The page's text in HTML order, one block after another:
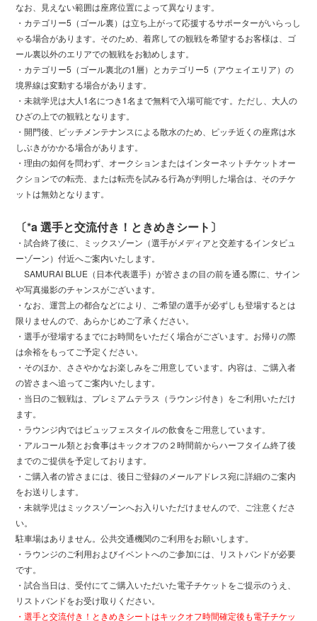
なお、見えない範囲は座席位置によって異なります。
・カテゴリー5（ゴール裏）は立ち上がって応援するサポーターがいらっし
ゃる場合があります。そのため、着席しての観戦を希望するお客様は、ゴ
ール裏以外のエリアでの観戦をお勧めします。
・カテゴリー5（ゴール裏北の1層）とカテゴリー5（アウェイエリア）の
境界線は変動する場合があります。
・未就学児は大人1名につき1名まで無料で入場可能です。ただし、大人の
ひざの上での観戦となります。
・開門後、ピッチメンテナンスによる散水のため、ピッチ近くの座席は水
しぶきがかかる場合があります。
・理由の如何を問わず、オークションまたはインターネットチケットオー
クションでの転売、または転売を試みる行為が判明した場合は、そのチケ
ットは無効となります。
〔*a 選手と交流付き！ときめきシート〕
・試合終了後に、ミックスゾーン（選手がメディアと交差するインタビュ
ーゾーン）付近へご案内いたします。
SAMURAI BLUE（日本代表選手）が皆さまの目の前を通る際に、サイン
や写真撮影のチャンスがございます。
・なお、運営上の都合などにより、ご希望の選手が必ずしも登場するとは
限りませんので、あらかじめご了承ください。
・選手が登場するまでにお時間をいただく場合がございます。お帰りの際
は余裕をもってご予定ください。
・そのほか、ささやかなお楽しみをご用意しています。内容は、ご購入者
の皆さまへ追ってご案内いたします。
・当日のご観戦は、プレミアムテラス（ラウンジ付き）をご利用いただけ
ます。
・ラウンジ内ではビュッフェスタイルの飲食をご用意しています。
・アルコール類とお食事はキックオフの２時間前からハーフタイム終了後
までのご提供を予定しております。
・ご購入者の皆さまには、後日ご登録のメールアドレス宛に詳細のご案内
をお送りします。
・未就学児はミックスゾーンへお入りいただけませんので、ご注意くださ
い。
駐車場はありません。公共交通機関のご利用をお願いします。
・ラウンジのご利用およびイベントへのご参加には、リストバンドが必要
です。
・試合当日は、受付にてご購入いただいた電子チケットをご提示のうえ、
リストバンドをお受け取りください。
・選手と交流付き！ときめきシートはキックオフ時間確定後も電子チケッ